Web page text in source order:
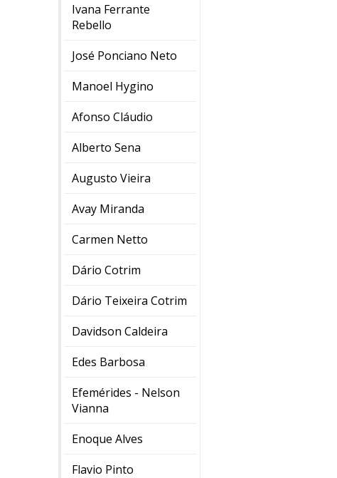
Ivana Ferrante
Rebello
José Ponciano Neto
Manoel Hygino
Afonso Cláudio
Alberto Sena
Augusto Vieira
Avay Miranda
Carmen Netto
Dário Cotrim
Dário Teixeira Cotrim
Davidson Caldeira
Edes Barbosa
Efemérides - Nelson
Vianna
Enoque Alves
Flavio Pinto